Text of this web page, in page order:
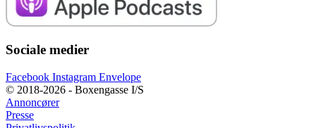
Sociale medier
Facebook Instagram Envelope
© 2018-2026 - Boxengasse I/S
Annoncører
Presse